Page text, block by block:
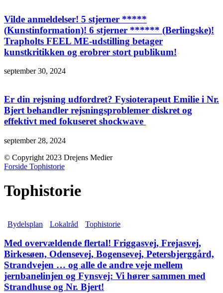
Vilde anmeldelser! 5 stjerner *****
(Kunstinformation)! 6 stjerner ****** (Berlingske)!
Trapholts FEEL ME-udstilling betager
kunstkritikken og erobrer stort publikum!
september 30, 2024
Er din rejsning udfordret? Fysioterapeut Emilie i Nr.
Bjert behandler rejsningsproblemer diskret og
effektivt med fokuseret shockwave
september 28, 2024
© Copyright 2023 Drejens Medier
Forside Tophistorie
Tophistorie
Bydelsplan Lokalråd Tophistorie
Med overvældende flertal! Friggasvej, Frejasvej,
Birkesøen, Odensevej, Bogensevej, Petersbjerggård,
Strandvejen … og alle de andre veje mellem
jernbanelinjen og Fynsvej: Vi hører sammen med
Strandhuse og Nr. Bjert!